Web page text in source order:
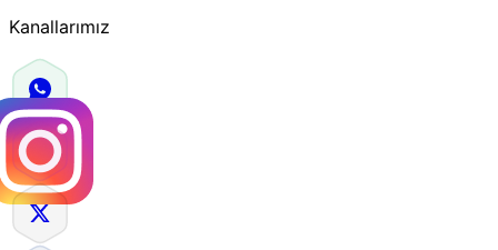
Kanallarımız